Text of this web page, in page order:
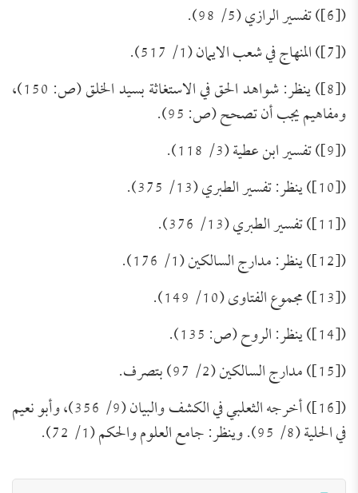
([6]) تفسير الرازي (5/ 98).
([7]) المنهاج في شعب الايمان (1/ 517).
([8]) ينظر: شواهد الحق في الاستغاثة بسيد الخلق (ص: 150)،
ومفاهيم يجب أن تصحح (ص: 95).
([9]) تفسير ابن عطية (3/ 118).
([10]) ينظر: تفسير الطبري (13/ 375).
([11]) تفسير الطبري (13/ 376).
([12]) ينظر: مدارج السالكين (1/ 176).
([13]) مجموع الفتاوى (10/ 149).
([14]) ينظر: الروح (ص: 135).
([15]) مدارج السالكين (2/ 97) بتصرف.
([16]) أخرجه الثعلبي في الكشف والبيان (9/ 356)، وأبو نعيم
في الحلية (8/ 95). وينظر: جامع العلوم والحكم (1/ 72).
تَعرِيف بكِتَاب (مجموعة الرَّسائل العقديَّة
للعلامة الشَّيخ محمد عبد الظَّاهر أبو
السَّمح)
للتحميل كملف PDF اضغط على الأيقونة المعلومات
الفنية للكتاب: عنوان الكتاب: مجموعة الرَّسائل
العقديَّة للعلامة الشَّيخ محمد عبد الظَّاهر أبو السَّمح.
اسم المؤلف: أ. د. عبد الله بن عمر الدميجي، أستاذ
العقيدة بكلية الدعوة وأصول الدين بجامعة أم القرى.
النبوي بمصر ودار الفضيلة بالرياض، عام 1436هـ/
الحالة السلفية عند أوائل الصوفية
للتحميل كملف PDF اضغط على الأيقونة مقدمة: